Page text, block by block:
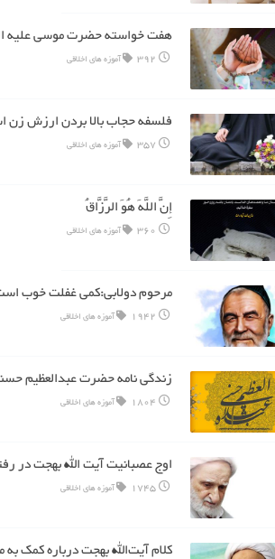
هفت خواسته حضرت موسی علیه
392 آموزه های اخلاقی
فلسفه حجاب بالا بردن ارزش
357 آموزه های اخلاقی
إِنَّ اللَّهَ هُوَ الرَّزَّاقُ
360 آموزه های اخلاقی
مرحوم دولابی:کمی غفلت خوب
1942 آموزه های اخلاقی
زندگی نامه حضرت عبدالعظیم
1804 آموزه های اخلاقی
اوج عصبانیت آیت الله بهجت در
1745 آموزه های اخلاقی
کلام آیت‌الله بهجت درباره کمک